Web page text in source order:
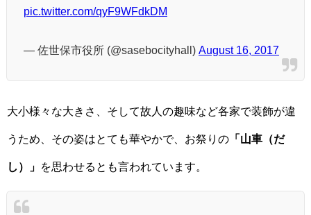
pic.twitter.com/qyF9WFdkDM
— 佐世保市役所 (@sasebocityhall) August 16, 2017
大小様々な大きさ、そして故人の趣味など各家で装飾が違
うため、その姿はとても華やかで、お祭りの 「山車（だ
し）」 を思わせるとも言われています。